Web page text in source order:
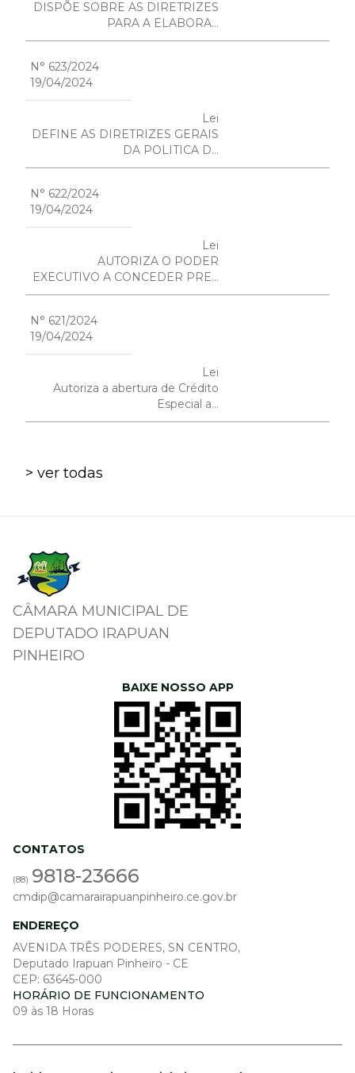
DISPÕE SOBRE AS DIRETRIZES
PARA A ELABORA...
N° 623/2024
19/04/2024
Lei
DEFINE AS DIRETRIZES GERAIS
DA POLITICA D...
N° 622/2024
19/04/2024
Lei
AUTORIZA O PODER
EXECUTIVO A CONCEDER PRE...
N° 621/2024
19/04/2024
Lei
Autoriza a abertura de Crédito
Especial a...
> ver todas
CÂMARA MUNICIPAL DE
DEPUTADO IRAPUAN
PINHEIRO
BAIXE NOSSO APP
CONTATOS
(88) 9818-23666
cmdip@camarairapuanpinheiro.ce.gov.br
ENDEREÇO
AVENIDA TRÊS PODERES, SN CENTRO,
Deputado Irapuan Pinheiro - CE
CEP: 63645-000
HORÁRIO DE FUNCIONAMENTO
09 às 18 Horas